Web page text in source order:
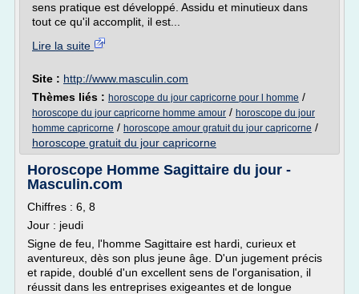
sens pratique est développé. Assidu et minutieux dans
tout ce qu'il accomplit, il est...
Lire la suite
Site : http://www.masculin.com
Thèmes liés : horoscope du jour capricorne pour l homme /
horoscope du jour capricorne homme amour / horoscope du jour
homme capricorne / horoscope amour gratuit du jour capricorne /
horoscope gratuit du jour capricorne
Horoscope Homme Sagittaire du jour -
Masculin.com
Chiffres : 6, 8
Jour : jeudi
Signe de feu, l'homme Sagittaire est hardi, curieux et
aventureux, dès son plus jeune âge. D'un jugement précis
et rapide, doublé d'un excellent sens de l'organisation, il
réussit dans les entreprises exigeantes et de longue